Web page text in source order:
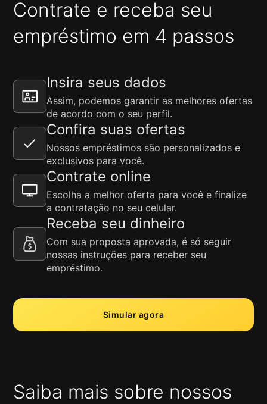
Contrate e receba seu
empréstimo em 4 passos
Insira seus dados
Assim, podemos garantir as melhores ofertas
de acordo com o seu perfil.
Confira suas ofertas
Nossos empréstimos são personalizados e
exclusivos para você.
Contrate online
Escolha a melhor oferta para você e finalize
a contratação no seu celular.
Receba seu dinheiro
Com sua proposta aprovada, é só seguir
nossas instruções para receber seu
empréstimo.
Simular agora
Saiba mais sobre nossos